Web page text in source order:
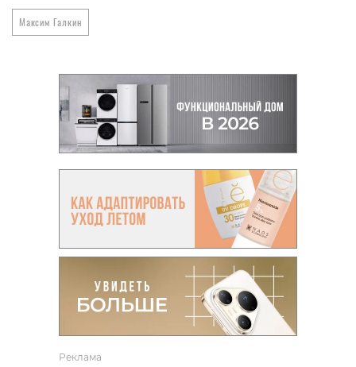
Максим Галкин
Реклама